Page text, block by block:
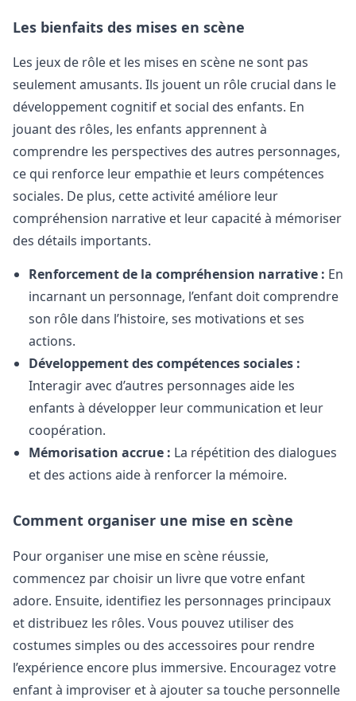
Les bienfaits des mises en scène
Les jeux de rôle et les mises en scène ne sont pas
seulement amusants. Ils jouent un rôle crucial dans le
développement cognitif et social des enfants. En
jouant des rôles, les enfants apprennent à
comprendre les perspectives des autres personnages,
ce qui renforce leur empathie et leurs compétences
sociales. De plus, cette activité améliore leur
compréhension narrative et leur capacité à mémoriser
des détails importants.
Renforcement de la compréhension narrative : En
incarnant un personnage, l’enfant doit comprendre
son rôle dans l’histoire, ses motivations et ses
actions.
Développement des compétences sociales :
Interagir avec d’autres personnages aide les
enfants à développer leur communication et leur
coopération.
Mémorisation accrue : La répétition des dialogues
et des actions aide à renforcer la mémoire.
Comment organiser une mise en scène
Pour organiser une mise en scène réussie,
commencez par choisir un livre que votre enfant
adore. Ensuite, identifiez les personnages principaux
et distribuez les rôles. Vous pouvez utiliser des
costumes simples ou des accessoires pour rendre
l’expérience encore plus immersive. Encouragez votre
enfant à improviser et à ajouter sa touche personnelle